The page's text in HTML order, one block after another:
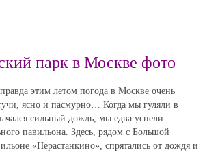
парк в Москве фото
этим летом погода в Москве очень
ясно и пасмурно… Когда мы гуляли в
сильный дождь, мы едва успели
павильона. Здесь, рядом с Большой
«Нерастанкино», спрятались от дождя и